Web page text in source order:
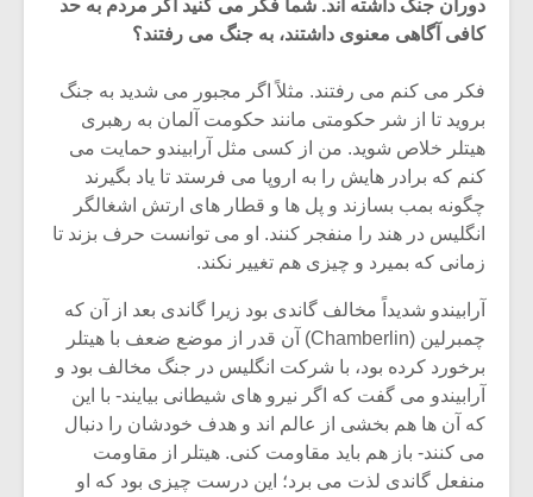
دوران جنگ داشته اند. شما فکر می کنید اگر مردم به حد
کافی آگاهی معنوی داشتند، به جنگ می رفتند؟
فکر می کنم می رفتند. مثلاً اگر مجبور می شدید به جنگ
بروید تا از شر حکومتی مانند حکومت آلمان به رهبری
هیتلر خلاص شوید. من از کسی مثل آرابیندو حمایت می
کنم که برادر هایش را به اروپا می فرستد تا یاد بگیرند
چگونه بمب بسازند و پل ها و قطار های ارتش اشغالگر
انگلیس در هند را منفجر کنند. او می توانست حرف بزند تا
زمانی که بمیرد و چیزی هم تغییر نکند.
آرابیندو شدیداً مخالف گاندی بود زیرا گاندی بعد از آن که
چمبرلین (Chamberlin) آن قدر از موضع ضعف با هیتلر
برخورد کرده بود، با شرکت انگلیس در جنگ مخالف بود و
آرابیندو می گفت که اگر نیرو های شیطانی بیایند- با این
که آن ها هم بخشی از عالم اند و هدف خودشان را دنبال
می کنند- باز هم باید مقاومت کنی. هیتلر از مقاومت
منفعل گاندی لذت می برد؛ این درست چیزی بود که او